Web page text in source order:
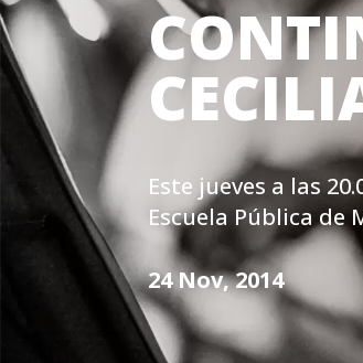
Este jueves a las
Escuela Pública de
24 Nov, 2014